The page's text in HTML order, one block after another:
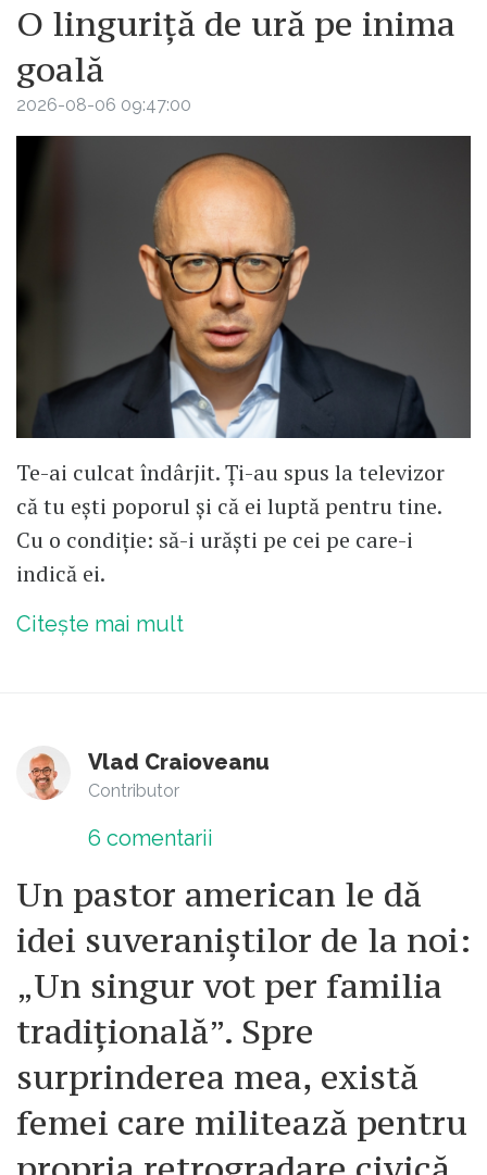
O linguriță de ură pe inima
goală
2026-08-06 09:47:00
Te-ai culcat îndârjit. Ți-au spus la televizor
că tu ești poporul și că ei luptă pentru tine.
Cu o condiție: să-i urăști pe cei pe care-i
indică ei.
Citește mai mult
Vlad Craioveanu
Contributor
6 comentarii
Un pastor american le dă
idei suveraniștilor de la noi:
„Un singur vot per familia
tradițională”. Spre
surprinderea mea, există
femei care militează pentru